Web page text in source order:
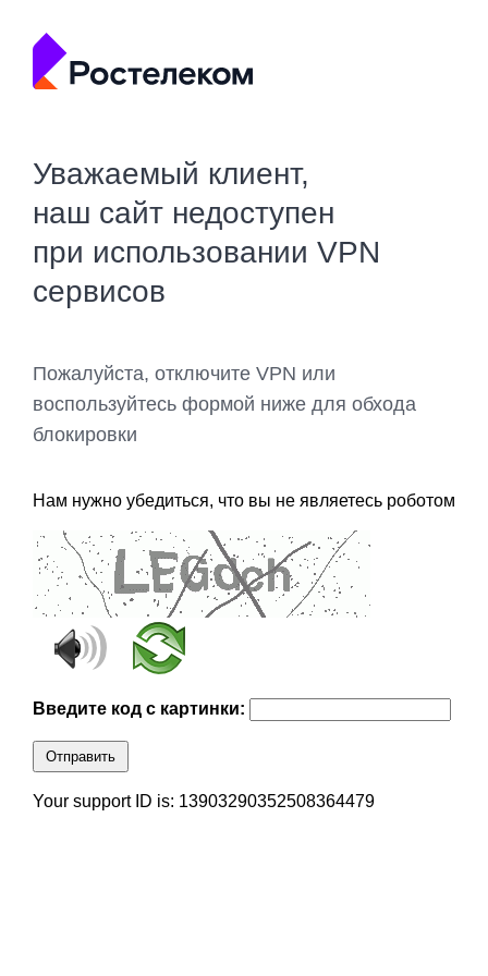
Уважаемый клиент,
наш сайт недоступен
при использовании VPN
сервисов
Пожалуйста, отключите VPN или
воспользуйтесь формой ниже для обхода
блокировки
Нам нужно убедиться, что вы не являетесь роботом
Введите код с картинки:
Отправить
Your support ID is: 13903290352508364479